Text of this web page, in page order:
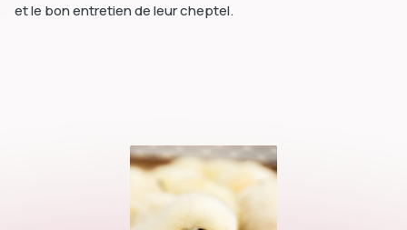
et le bon entretien de leur cheptel.